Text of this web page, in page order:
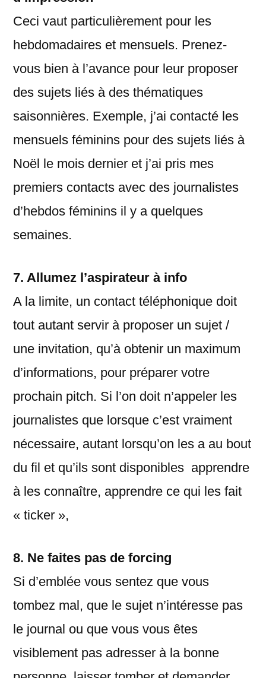
Ceci vaut particulièrement pour les
hebdomadaires et mensuels. Prenez-
vous bien à l’avance pour leur proposer
des sujets liés à des thématiques
saisonnières. Exemple, j’ai contacté les
mensuels féminins pour des sujets liés à
Noël le mois dernier et j’ai pris mes
premiers contacts avec des journalistes
d’hebdos féminins il y a quelques
semaines.
7. Allumez l’aspirateur à info
A la limite, un contact téléphonique doit
tout autant servir à proposer un sujet /
une invitation, qu’à obtenir un maximum
d’informations, pour préparer votre
prochain pitch. Si l’on doit n’appeler les
journalistes que lorsque c’est vraiment
nécessaire, autant lorsqu’on les a au bout
du fil et qu’ils sont disponibles apprendre
à les connaître, apprendre ce qui les fait
« ticker »,
8. Ne faites pas de forcing
Si d’emblée vous sentez que vous
tombez mal, que le sujet n’intéresse pas
le journal ou que vous vous êtes
visiblement pas adresser à la bonne